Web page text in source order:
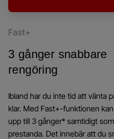
Fast+
3 gånger snabbare
rengöring
Ibland har du inte tid att vänta
klar. Med Fast+-funktionen
upp till 3 gånger* samtidigt
prestanda. Det innebär att du